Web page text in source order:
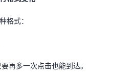
格式：
再多一次点击也能到达。